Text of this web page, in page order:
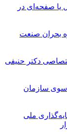
یا صفحه‌ای در
بحران صنعت
دکتر حنیفی
سوی سازمان
ملی